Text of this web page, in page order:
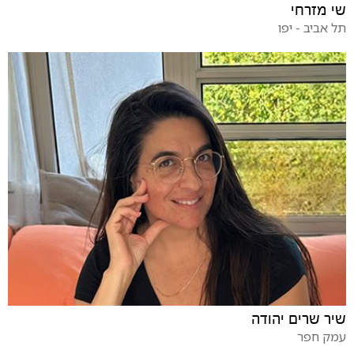
שי מזרחי
תל אביב - יפו
שיר שרים יהודה
עמק חפר